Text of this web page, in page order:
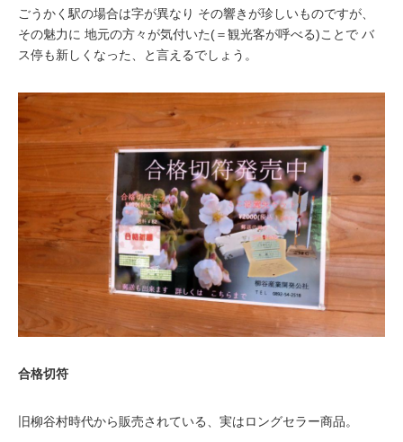
ごうかく駅の場合は字が異なり その響きが珍しいものですが、
その魅力に 地元の方々が気付いた(＝観光客が呼べる)ことで バ
ス停も新しくなった、と言えるでしょう。
合格切符
旧柳谷村時代から販売されている、実はロングセラー商品。